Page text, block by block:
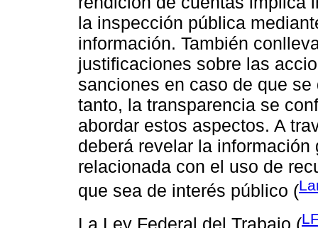
la inspección pública
información. También
justificaciones sobre las
sanciones en caso de que
tanto, la transparencia se
abordar estos aspectos. A
deberá revelar la
relacionada con el uso de
que sea de interés público (
La Ley Federal del Trabajo (